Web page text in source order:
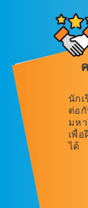
นักเ
ต่อ
มห
เพื่
ได้